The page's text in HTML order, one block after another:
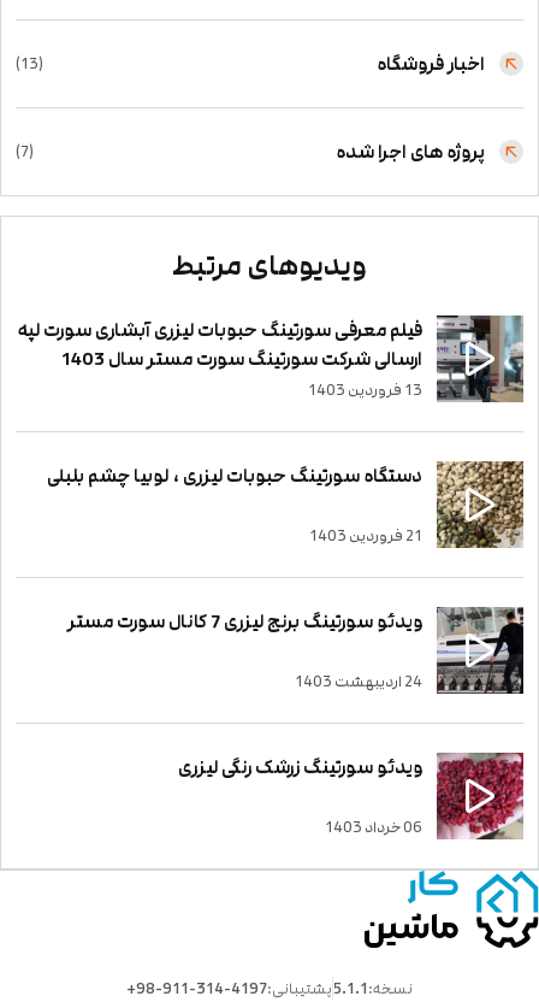
اخبار فروشگاه (13)
پروژه های اجرا شده (7)
ویدیوهای مرتبط
فیلم معرفی سورتینگ حبوبات لیزری آبشاری سورت لپه
ارسالی شرکت سورتینگ سورت مستر سال 1403
13 فروردین 1403
دستگاه سورتینگ حبوبات لیزری ، لوبیا چشم بلبلی
21 فروردین 1403
ویدئو سورتینگ برنج لیزری 7 کانال سورت مستر
24 اردیبهشت 1403
ویدئو سورتینگ زرشک رنگی لیزری
06 خرداد 1403
نسخه:5.1.1پشتیبانی:+98-911-314-4197